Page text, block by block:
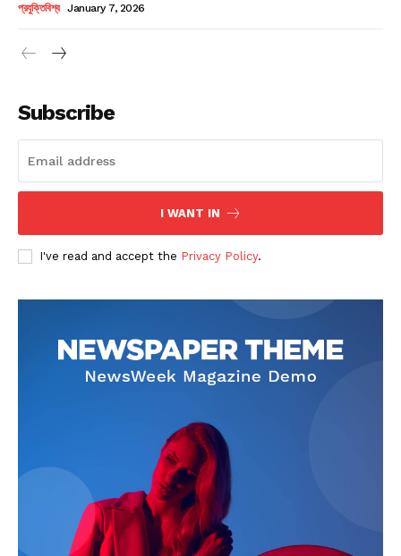
Company
About
Subscription Plans
My account
প্রযুক্তিবিশ্ব January 7, 2026
Subscribe
I WANT IN
I've read and accept the Privacy Policy.